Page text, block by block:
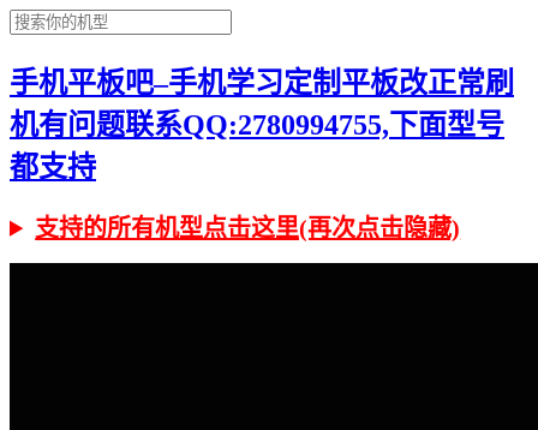
手机平板吧–手机学习定制平板改正常刷
机有问题联系QQ:2780994755,下面型号
都支持
支持的所有机型点击这里(再次点击隐藏)